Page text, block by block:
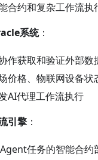
合约和复杂工作流执
系统：
作获取和验证外部数
价格、物联网设备状
AI代理工作流执行
引擎 ：
任务的智能合约